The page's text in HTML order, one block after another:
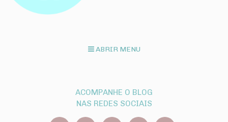
ABRIR MENU
ACOMPANHE O BLOG
NAS REDES SOCIAIS